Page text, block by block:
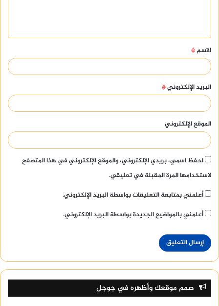
ق
*
الاسم*
البريد الإلكتروني*
الموقع الإلكتروني
احفظ اسمي، بريدي الإلكتروني، والموقع الإلكتروني في هذا المتصفح
لاستخدامها المرة المقبلة في تعليقي.
أعلمني بمتابعة التعليقات بواسطة البريد الإلكتروني.
أعلمني بالمواضيع الجديدة بواسطة البريد الإلكتروني.
صمم موقعك وأظهره في جوجل